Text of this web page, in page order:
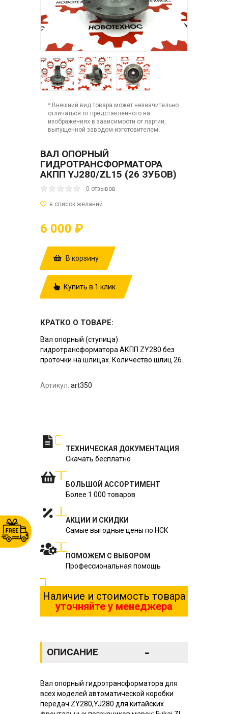
* Внешний вид товара может незначительно
отличаться от представленного на
изображениях в зависимости от партии,
выпущенной заводом-изготовителем.
ВАЛ ОПОРНЫЙ
ГИДРОТРАНСФОРМАТОРА
АКПП YJ280/ZL15 (26 ЗУБОВ)
0 отзывов
6 000 ₽
В корзину
Купить в 1 клик
КРАТКО О ТОВАРЕ:
Вал опорный (ступица)
гидротрансформатора АКПП ZY280 без
проточки на шлицах. Количество шлиц 26.
Артикул: art350
ТЕХНИЧЕСКАЯ ДОКУМЕНТАЦИЯ
Скачать бесплатно
БОЛЬШОЙ АССОРТИМЕНТ
Более 1 000 товаров
АКЦИИ И СКИДКИ
Самые выгодные цены по НСК
ПОМОЖЕМ С ВЫБОРОМ
Профессиональная помощь
Наличие и стоимость товара
уточняйте у менеджера
ОПИСАНИЕ -
Вал опорный гидротрансформатора для
всех моделей автоматической коробки
передач ZY280,YJ280 для китайских